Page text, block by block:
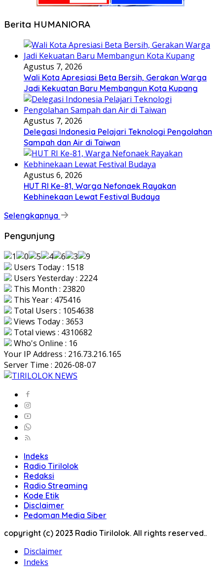
Berita HUMANIORA
Agustus 7, 2026
Wali Kota Apresiasi Beta Bersih, Gerakan Warga
Jadi Kekuatan Baru Membangun Kota Kupang
Agustus 7, 2026
Delegasi Indonesia Pelajari Teknologi Pengolahan
Sampah dan Air di Taiwan
Agustus 6, 2026
HUT RI Ke-81, Warga Nefonaek Rayakan
Kebhinekaan Lewat Festival Budaya
Selengkapnya
Pengunjung
Users Today : 1518
Users Yesterday : 2224
This Month : 23820
This Year : 475416
Total Users : 1054638
Views Today : 3653
Total views : 4310682
Who's Online : 16
Your IP Address : 216.73.216.165
Server Time : 2026-08-07
Indeks
Radio Tirilolok
Redaksi
Radio Streaming
Kode Etik
Disclaimer
Pedoman Media Siber
copyright (c) 2023 Radio Tirilolok. All rights reserved..
Disclaimer
Indeks